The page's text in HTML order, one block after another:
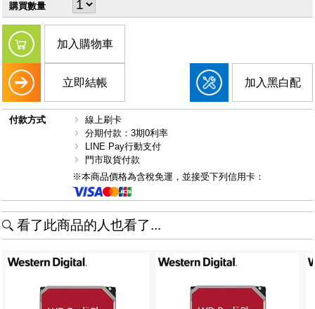
購買數量
加入購物車
立即結帳 加入黑白配
付款方式
線上刷卡
分期付款：3期0利率
LINE Pay行動支付
門市取貨付款
※本商品價格為含稅免運，並接受下列信用卡：
看了此商品的人也看了...